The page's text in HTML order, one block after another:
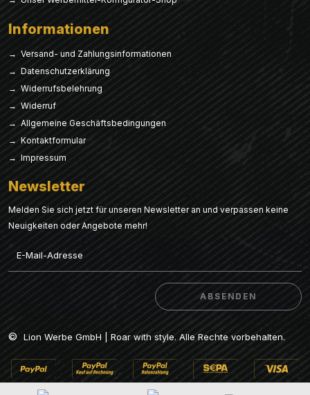
Informationen
→ Versand- und Zahlungsinformationen
→ Datenschutzerklärung
→ Widerrufsbelehrung
→ Widerruf
→ Allgemeine Geschäftsbedingungen
→ Kontaktformular
→ Impressum
Newsletter
Melden Sie sich jetzt für unseren Newsletter an und verpassen keine
Neuigkeiten oder Angebote mehr!
ABSENDEN
ABSENDEN
© Lion Werbe GmbH | Roar with style. Alle Rechte vorbehalten.